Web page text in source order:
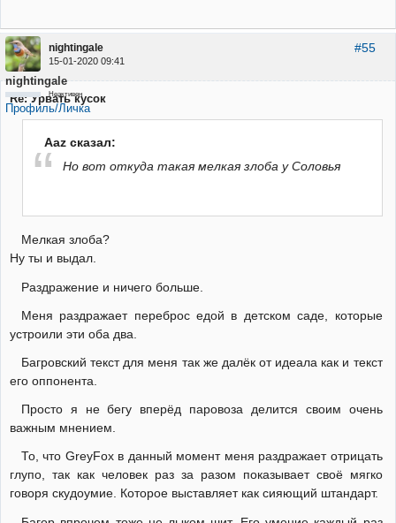
#55
nightingale
15-01-2020 09:41
nightingale
Неактивен
Профиль/Личка
Re: Урвать кусок
Aaz сказал:
Но вот откуда такая мелкая злоба у Соловья
Мелкая злоба?
Ну ты и выдал.
Раздражение и ничего больше.
Меня раздражает переброс едой в детском саде, которые
устроили эти оба два.
Багровский текст для меня так же далёк от идеала как и текст
его оппонента.
Просто я не бегу вперёд паровоза делится своим очень
важным мнением.
То, что GreyFox в данный момент меня раздражает отрицать
глупо, так как человек раз за разом показывает своё мягко
говоря скудоумие. Которое выставляет как сияющий штандарт.